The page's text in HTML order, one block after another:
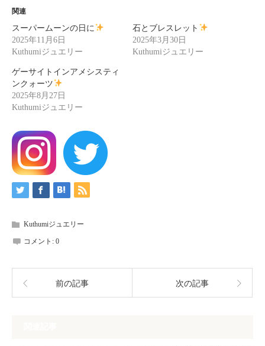
関連
スーパームーンの日に
2025年11月6日
Kuthumiジュエリー
石とブレスレット
2025年3月30日
Kuthumiジュエリー
ゲーサイトインアメシスティ
ンクォーツ
2025年8月27日
Kuthumiジュエリー
Kuthumiジュエリー
コメント: 0
前の記事 次の記事